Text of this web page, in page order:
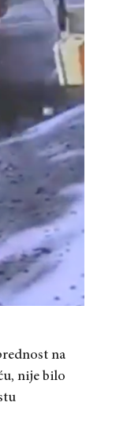
na
nije bilo